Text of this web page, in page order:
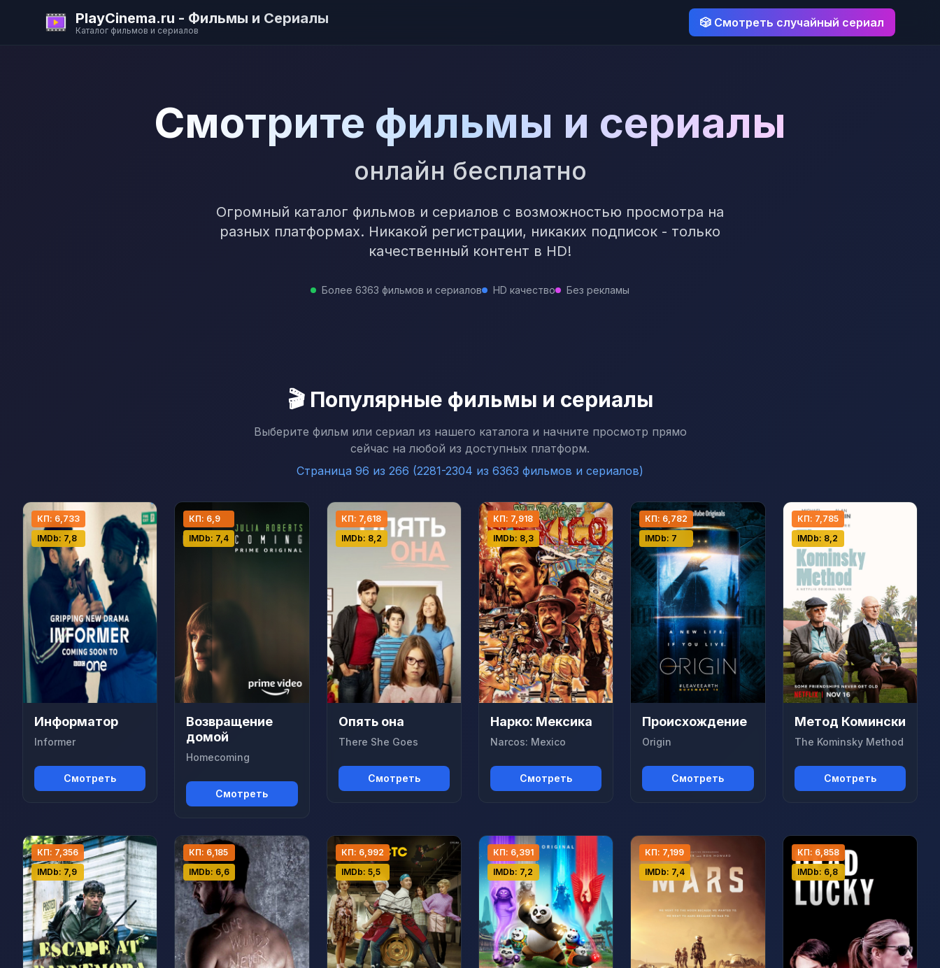
PlayCinema.ru - Фильмы и Сериалы
Каталог фильмов и сериалов
🎲 Смотреть случайный сериал
Смотрите фильмы и сериалы
онлайн бесплатно
Огромный каталог фильмов и сериалов с возможностью просмотра на
разных платформах. Никакой регистрации, никаких подписок - только
качественный контент в HD!
Более 6363 фильмов и сериалов HD качество Без рекламы
🎬 Популярные фильмы и сериалы
Выберите фильм или сериал из нашего каталога и начните просмотр прямо
сейчас на любой из доступных платформ.
Страница 96 из 266 (2281-2304 из 6363 фильмов и сериалов)
КП: 6,733
IMDb: 7,8
Информатор
Informer
Смотреть
КП: 6,9
IMDb: 7,4
Возвращение
домой
Homecoming
Смотреть
КП: 7,618
IMDb: 8,2
Опять она
There She Goes
Смотреть
КП: 7,918
IMDb: 8,3
Нарко: Мексика
Narcos: Mexico
Смотреть
КП: 6,782
IMDb: 7
Происхождение
Origin
Смотреть
КП: 7,785
IMDb: 8,2
Метод Комински
The Kominsky Method
Смотреть
КП: 7,356
IMDb: 7,9
КП: 6,185
IMDb: 6,6
КП: 6,992
IMDb: 5,5
КП: 6,391
IMDb: 7,2
КП: 7,199
IMDb: 7,4
КП: 6,858
IMDb: 6,8